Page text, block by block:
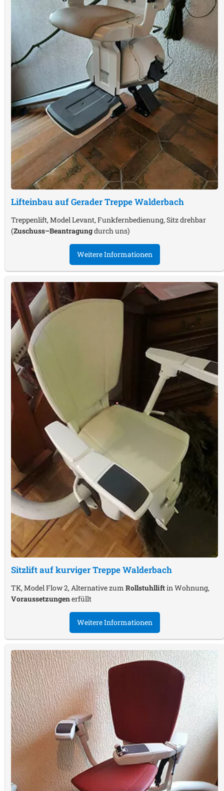
Lifteinbau auf Gerader TreppeWalderbach
Treppenlift, Model Levant, Funkfernbedienung, Sitz drehbar
(Zuschuss–Beantragungdurch uns)
Weitere Informationen
Sitzlift auf kurviger TreppeWalderbach
TK, Model Flow 2, Alternative zum Rollstuhlliftin Wohnung,
Voraussetzungenerfüllt
Weitere Informationen